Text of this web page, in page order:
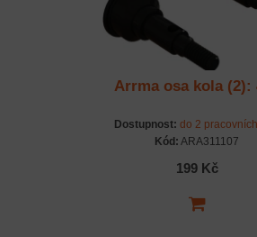
Arrma osa kola (2):
Dostupnost: do 2
Kód: ARA311107
199 Kč